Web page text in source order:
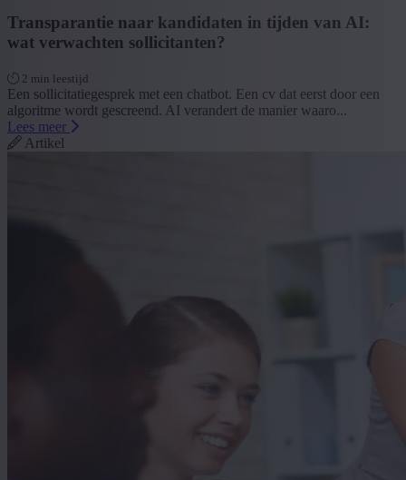
Transparantie naar kandidaten in tijden van AI:
wat verwachten sollicitanten?
2 min leestijd
Een sollicitatiegesprek met een chatbot. Een cv dat eerst door een
algoritme wordt gescreend. AI verandert de manier waaro...
Lees meer
Artikel